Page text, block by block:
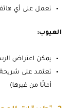
تعمل على أي
العيوب:
يمكن اعتراض
تعتمد على
أمانًا من غيرها)